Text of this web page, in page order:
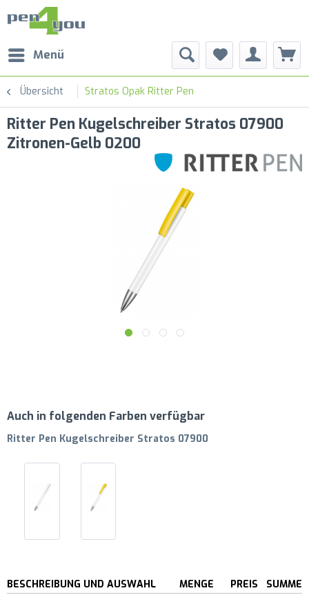
Menü
Übersicht Stratos Opak Ritter Pen
Ritter Pen Kugelschreiber Stratos 07900
Zitronen-Gelb 0200
Auch in folgenden Farben verfügbar
Ritter Pen Kugelschreiber Stratos 07900
BESCHREIBUNG UND AUSWAHL MENGE PREIS
SUMME